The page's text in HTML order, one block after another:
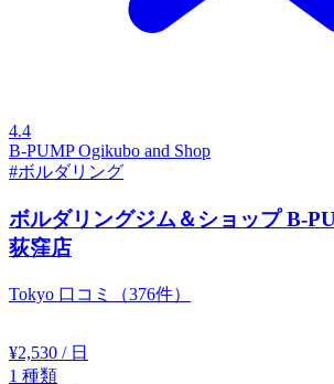
4.4
B-PUMP Ogikubo and Shop
#ボルダリング
ボルダリングジム＆ショップ B-
荻窪店
Tokyo 口コミ（376件）
¥2,530 / 日
1 種類